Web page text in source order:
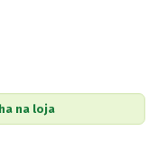
na loja